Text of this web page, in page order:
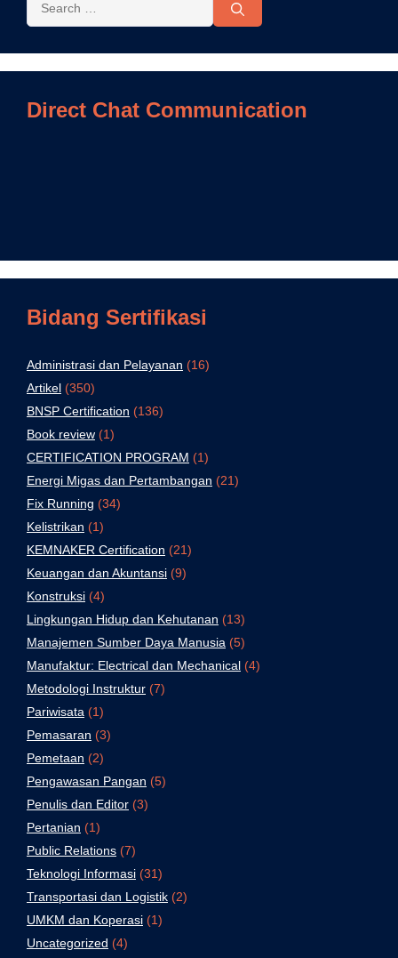
Direct Chat Communication
Bidang Sertifikasi
Administrasi dan Pelayanan (16)
Artikel (350)
BNSP Certification (136)
Book review (1)
CERTIFICATION PROGRAM (1)
Energi Migas dan Pertambangan (21)
Fix Running (34)
Kelistrikan (1)
KEMNAKER Certification (21)
Keuangan dan Akuntansi (9)
Konstruksi (4)
Lingkungan Hidup dan Kehutanan (13)
Manajemen Sumber Daya Manusia (5)
Manufaktur: Electrical dan Mechanical (4)
Metodologi Instruktur (7)
Pariwisata (1)
Pemasaran (3)
Pemetaan (2)
Pengawasan Pangan (5)
Penulis dan Editor (3)
Pertanian (1)
Public Relations (7)
Teknologi Informasi (31)
Transportasi dan Logistik (2)
UMKM dan Koperasi (1)
Uncategorized (4)